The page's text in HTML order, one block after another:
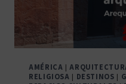
AMÉRICA |
RELIGIOSA | DESTINOS |